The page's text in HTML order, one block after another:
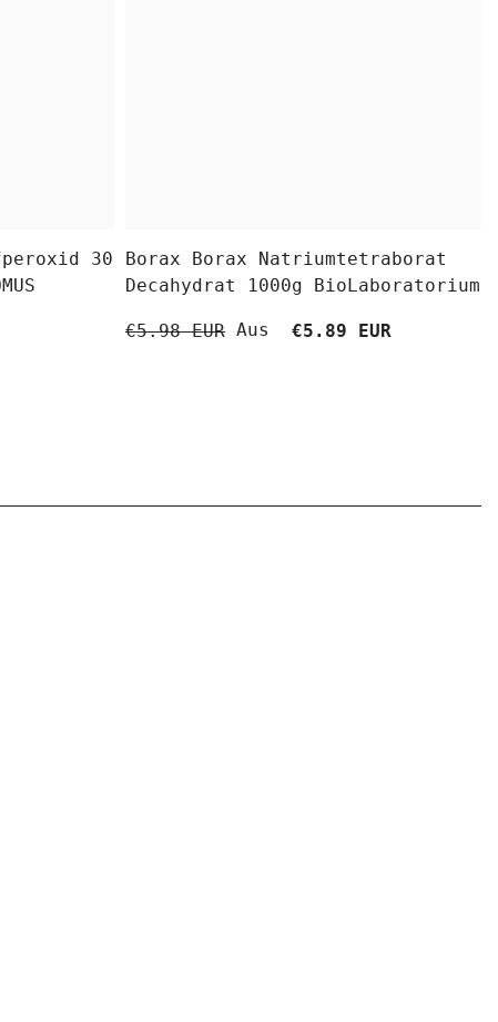
30
Borax Borax Natriumtetraborat
Decahydrat 1000g BioLaboratorium
€5.98 EUR Aus €5.89 EUR